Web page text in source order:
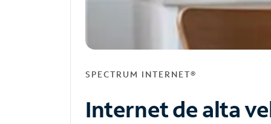
SPECTRUM INTERNET®
Internet de alta